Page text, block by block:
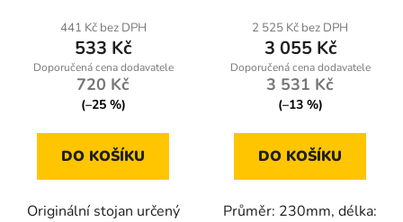
441 Kč bez DPH
533 Kč
720 Kč
(–25 %)
DO KOŠÍKU
Originální stojan určený
2 525 Kč bez DPH
3 055 Kč
3 531 Kč
(–13 %)
DO KOŠÍKU
Průměr: 230mm, délka: